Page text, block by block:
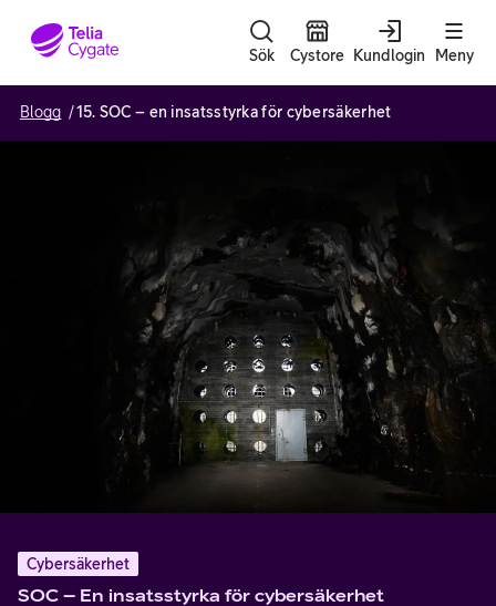
Gå till sidans innehåll
Sök Cystore Kundlogin Meny
Blogg 15. SOC – en insatsstyrka för cybersäkerhet
Cybersäkerhet
SOC – En insatsstyrka för cybersäkerhet